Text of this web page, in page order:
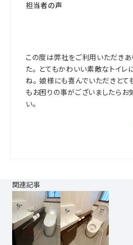
担当者の声
この度は弊社をご利用いただきあ
た。 とてもかわいい素敵なトイ
ね。 娘様にも喜んでいただきとて
もお困りの事がございましたらお
い。
関連記事